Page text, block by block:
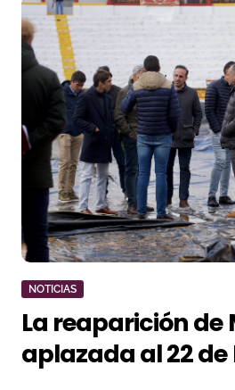
NOTICIAS
La reaparición de
aplazada al 22 de